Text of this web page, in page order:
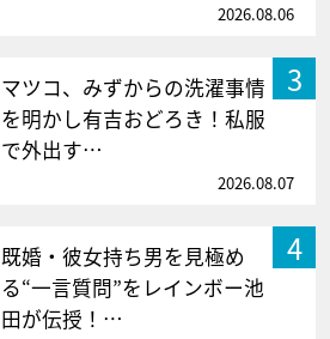
2026.08.06
3
マツコ、みずからの洗濯事情
を明かし有吉おどろき！私服
で外出す…
2026.08.07
4
既婚・彼女持ち男を見極め
る“一言質問”をレインボー池
田が伝授！…